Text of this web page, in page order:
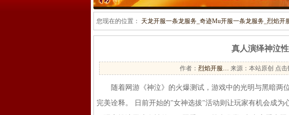
您现在的位置： 天龙开服一条龙服务_奇迹Mu开服一条龙服务_烈焰开
真人演绎神泣
作者： 烈焰开服… 来源：本站原创 点击
随着网游《神泣》的火爆测试，游戏中的光明与黑暗两
完美诠释。 日前开始的"女神选拔"活动则让玩家有机会成